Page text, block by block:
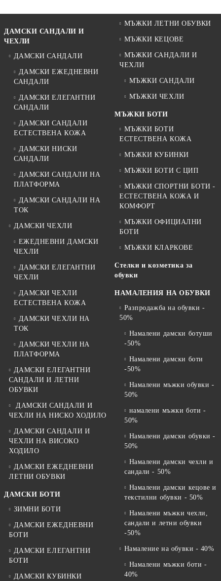
ДАМСКИ САНДАЛИ И
ЧЕХЛИ
ДАМСКИ САНДАЛИ
ДАМСКИ ЕЖЕДНЕВНИ
САНДАЛИ
ДАМСКИ ЕЛЕГАНТНИ
САНДАЛИ
ДАМСКИ САНДАЛИ
ЕСТЕСТВЕНА КОЖА
ДАМСКИ НИСКИ
САНДАЛИ
ДАМСКИ САНДАЛИ НА
ПЛАТФОРМА
ДАМСКИ САНДАЛИ НА
ТОК
ДАМСКИ ЧЕХЛИ
ЕЖЕДНЕВНИ ДАМСКИ
ЧЕХЛИ
ДАМСКИ ЕЛЕГАНТНИ
ЧЕХЛИ
ДАМСКИ ЧЕХЛИ
ЕСТЕСТВЕНА КОЖА
ДАМСКИ ЧЕХЛИ НА
ТОК
ДАМСКИ ЧЕХЛИ НА
ПЛАТФОРМА
ДАМСКИ ЕЛЕГАНТНИ
САНДАЛИ И ЛЕТНИ
ОБУВКИ
ДАМСКИ САНДАЛИ И
ЧЕХЛИ НА НИСКО ХОДИЛО
ДАМСКИ САНДАЛИ И
ЧЕХЛИ НА ВИСОКО
ХОДИЛО
ДАМСКИ ЕЖЕДНЕВНИ
ЛЕТНИ ОБУВКИ
ДАМСКИ БОТИ
ЗИМНИ БОТИ
ДАМСКИ ЕЖЕДНЕВНИ
БОТИ
ДАМСКИ ЕЛЕГАНТНИ
БОТИ
ДАМСКИ КУБИНКИ
МЪЖКИ ЛЕТНИ ОБУВКИ
МЪЖКИ КЕЦОВЕ
МЪЖКИ САНДАЛИ И
ЧЕХЛИ
МЪЖКИ САНДАЛИ
МЪЖКИ ЧЕХЛИ
МЪЖКИ БОТИ
МЪЖКИ БОТИ
ЕСТЕСТВЕНА КОЖА
МЪЖКИ КУБИНКИ
МЪЖКИ БОТИ С ЦИП
МЪЖКИ СПОРТНИ БОТИ -
ЕСТЕСТВЕНА КОЖА И
КОМФОРТ
МЪЖКИ ОФИЦИАЛНИ
БОТИ
МЪЖКИ КЛАРКОВЕ
Стелки и козметика за
обувки
НАМАЛЕНИЯ НА ОБУВКИ
Разпродажба на обувки -
50%
Намалени дамски ботуши
-50%
Намалени дамски боти
-50%
Намалени мъжки обувки -
50%
намалени мъжки боти -
50%
Намалени дамски обувки -
50%
Намалени дамски чехли и
сандали - 50%
Намалени дамски кецове и
текстилни обувки - 50%
Намалени мъжки чехли,
сандали и летни обувки
-50%
Намаление на обувки - 40%
Намалени мъжки боти -
40%